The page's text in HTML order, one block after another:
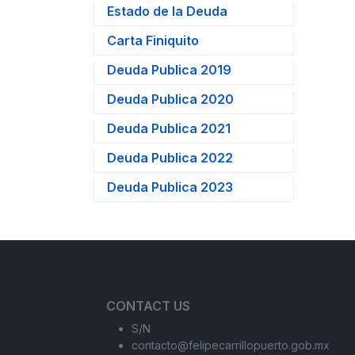
Estado de la Deuda
Carta Finiquito
Deuda Publica 2019
Deuda Publica 2020
Deuda Publica 2021
Deuda Publica 2022
Deuda Publica 2023
CONTACT US
S/N
contacto@felipecarrillopuerto.gob.mx